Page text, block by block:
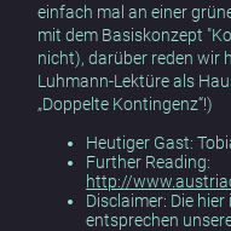
einfach mal an einer
mit dem Basiskonzept
nicht), darüber reden wir
Luhmann-Lektüre als
„Doppelte Kontingenz“!)
Heutiger Gast:
Further Reading:
http://
Disclaimer: Die
entsprechen